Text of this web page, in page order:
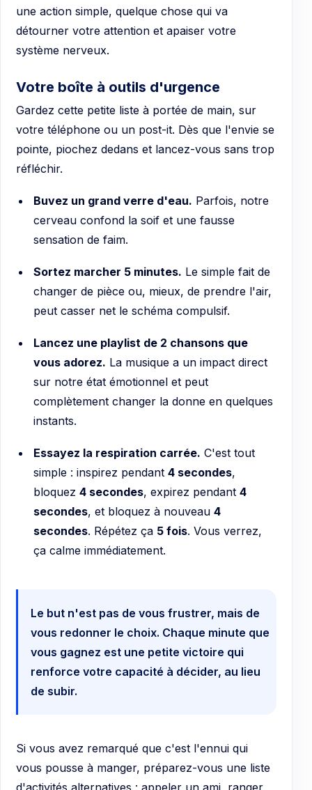
une action simple, quelque chose qui va
détourner votre attention et apaiser votre
système nerveux.
Votre boîte à outils d'urgence
Gardez cette petite liste à portée de main, sur
votre téléphone ou un post-it. Dès que l'envie se
pointe, piochez dedans et lancez-vous sans trop
réfléchir.
Buvez un grand verre d'eau. Parfois, notre
cerveau confond la soif et une fausse
sensation de faim.
Sortez marcher 5 minutes. Le simple fait de
changer de pièce ou, mieux, de prendre l'air,
peut casser net le schéma compulsif.
Lancez une playlist de 2 chansons que
vous adorez. La musique a un impact direct
sur notre état émotionnel et peut
complètement changer la donne en quelques
instants.
Essayez la respiration carrée. C'est tout
simple : inspirez pendant 4 secondes,
bloquez 4 secondes, expirez pendant 4
secondes, et bloquez à nouveau 4
secondes. Répétez ça 5 fois. Vous verrez,
ça calme immédiatement.
Le but n'est pas de vous frustrer, mais de
vous redonner le choix. Chaque minute que
vous gagnez est une petite victoire qui
renforce votre capacité à décider, au lieu
de subir.
Si vous avez remarqué que c'est l'ennui qui
vous pousse à manger, préparez-vous une liste
d'activités alternatives : appeler un ami, ranger